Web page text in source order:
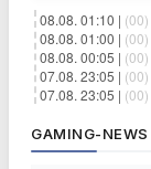
08.08. 01:10 | (00)
08.08. 01:00 | (00)
08.08. 00:05 | (00)
07.08. 23:05 | (00)
07.08. 23:05 | (00)
GAMING-NEWS